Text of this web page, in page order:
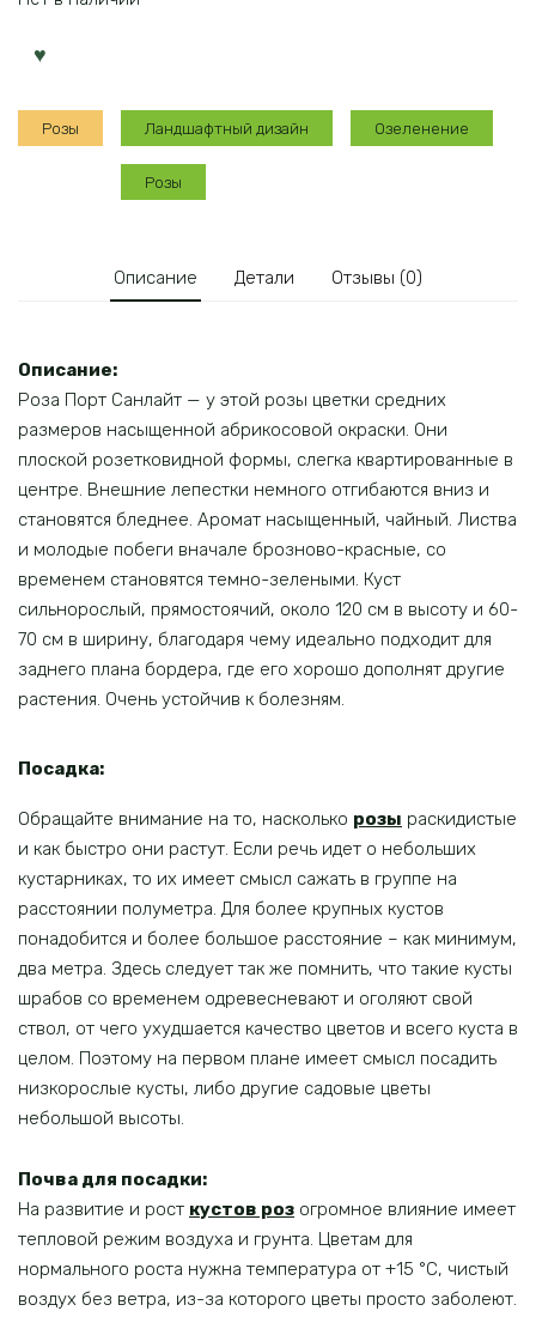
Розы Ландшафтный дизайн Озеленение
Розы
Описание Детали Отзывы (0)
Описание:
Роза Порт Санлайт — у этой розы цветки средних
размеров насыщенной абрикосовой окраски. Они
плоской розетковидной формы, слегка квартированные в
центре. Внешние лепестки немного отгибаются вниз и
становятся бледнее. Аромат насыщенный, чайный. Листва
и молодые побеги вначале брозново-красные, со
временем становятся темно-зелеными. Куст
сильнорослый, прямостоячий, около 120 см в высоту и 60-
70 см в ширину, благодаря чему идеально подходит для
заднего плана бордера, где его хорошо дополнят другие
растения. Очень устойчив к болезням.
Посадка:
Обращайте внимание на то, насколько розы раскидистые
и как быстро они растут. Если речь идет о небольших
кустарниках, то их имеет смысл сажать в группе на
расстоянии полуметра. Для более крупных кустов
понадобится и более большое расстояние – как минимум,
два метра. Здесь следует так же помнить, что такие кусты
шрабов со временем одревесневают и оголяют свой
ствол, от чего ухудшается качество цветов и всего куста в
целом. Поэтому на первом плане имеет смысл посадить
низкорослые кусты, либо другие садовые цветы
небольшой высоты.
Почва для посадки:
На развитие и рост кустов роз огромное влияние имеет
тепловой режим воздуха и грунта. Цветам для
нормального роста нужна температура от +15 °С, чистый
воздух без ветра, из-за которого цветы просто заболеют.